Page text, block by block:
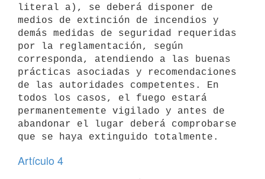
literal a), se deberá disponer de
medios de extinción de incendios y
demás medidas de seguridad requeridas
por la reglamentación, según
corresponda, atendiendo a las buenas
prácticas asociadas y recomendaciones
de las autoridades competentes. En
todos los casos, el fuego estará
permanentemente vigilado y antes de
abandonar el lugar deberá comprobarse
Artículo 4